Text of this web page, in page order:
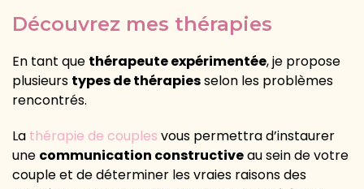
Découvrez mes thérapies
En tant que thérapeute expérimentée, je propose
plusieurs types de thérapiesselon les problèmes
rencontrés.
La thérapie de couples vous permettra d’instaurer
une communication constructiveau sein de votre
couple et de déterminer les vraies raisons des